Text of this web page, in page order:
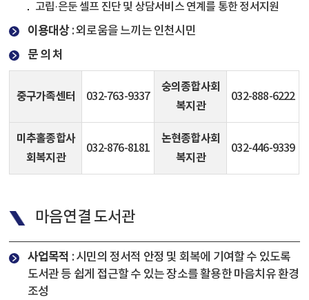
고립·은둔 셀프 진단 및 상담서비스 연계를 통한 정서지원
이용대상 : 외로움을 느끼는 인천시민
문 의 처
중구가족센터 032-763-9337
숭의종합사회
복지관
032-888-6222
미추홀종합사
회복지관
032-876-8181
논현종합사회
복지관
032-446-9339
마음연결 도서관
사업목적 : 시민의 정서적 안정 및 회복에 기여할 수 있도록
도서관 등 쉽게 접근할 수 있는 장소를 활용한 마음치유 환경
조성